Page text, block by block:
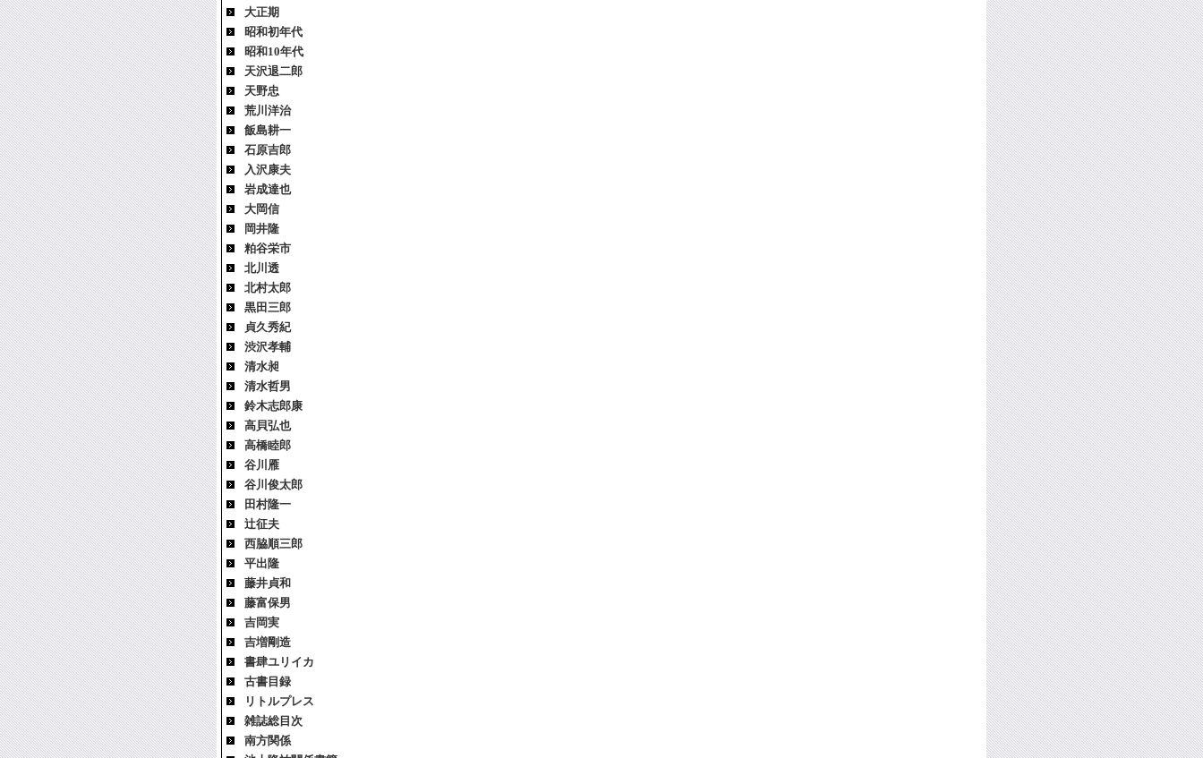
大正期
昭和初年代
昭和10年代
天沢退二郎
天野忠
荒川洋治
飯島耕一
石原吉郎
入沢康夫
岩成達也
大岡信
岡井隆
粕谷栄市
北川透
北村太郎
黒田三郎
貞久秀紀
渋沢孝輔
清水昶
清水哲男
鈴木志郎康
高貝弘也
高橋睦郎
谷川雁
谷川俊太郎
田村隆一
辻征夫
西脇順三郎
平出隆
藤井貞和
藤富保男
吉岡実
吉増剛造
書肆ユリイカ
古書目録
リトルプレス
雑誌総目次
南方関係